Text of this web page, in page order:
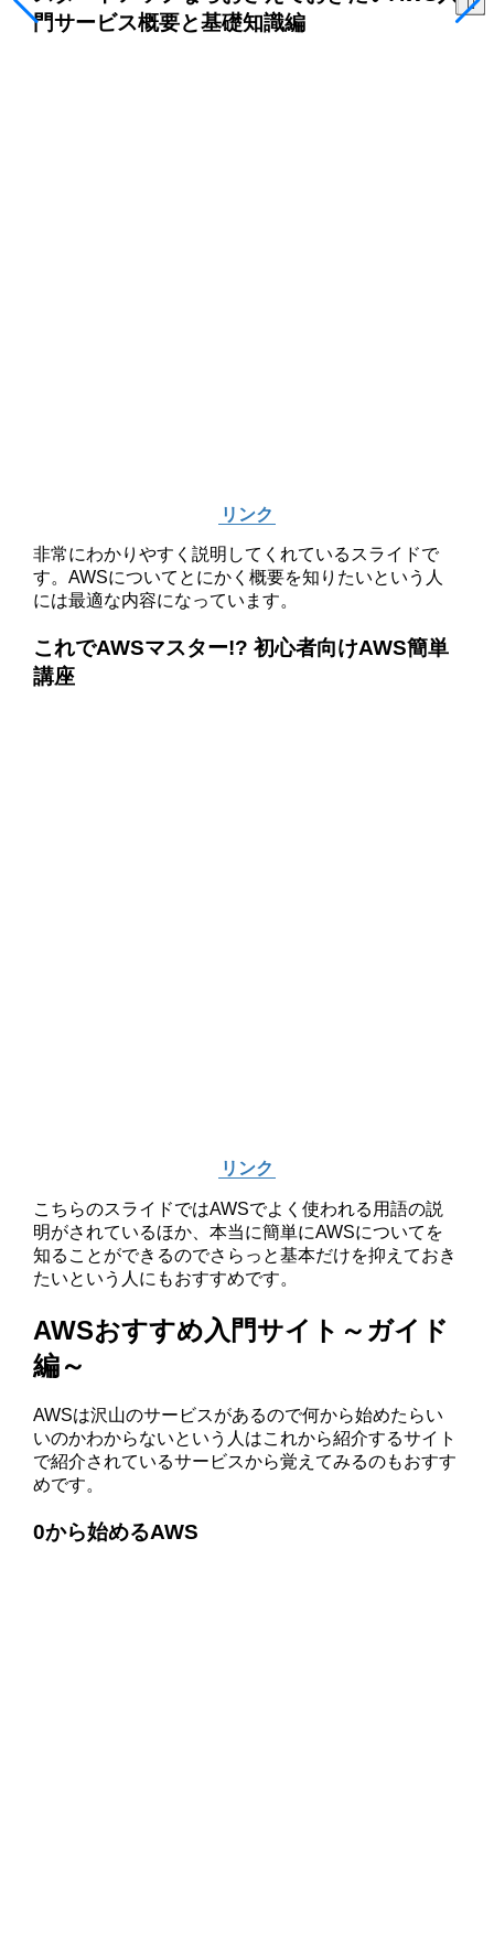
門サービス概要と基礎知識編
リンク
非常にわかりやすく説明してくれているスライドで
す。AWSについてとにかく概要を知りたいという人
には最適な内容になっています。
これでAWSマスター!? 初心者向けAWS簡単
講座
リンク
こちらのスライドではAWSでよく使われる用語の説
明がされているほか、本当に簡単にAWSについてを
知ることができるのでさらっと基本だけを抑えておき
たいという人にもおすすめです。
AWSおすすめ入門サイト～ガイド
編～
AWSは沢山のサービスがあるので何から始めたらい
いのかわからないという人はこれから紹介するサイト
で紹介されているサービスから覚えてみるのもおすす
めです。
0から始めるAWS